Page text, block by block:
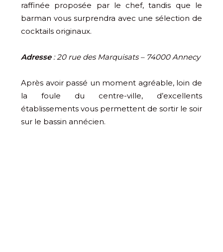
raffinée proposée par le chef, tandis que le
barman vous surprendra avec une sélection de
cocktails originaux.
Adresse: 20 rue des Marquisats – 74000 Annecy
Après avoir passé un moment agréable, loin de
la foule du centre-ville, d’excellents
établissements vous permettent de sortir le soir
sur le bassin annécien.